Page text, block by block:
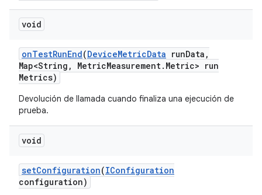
void
onTestRunEnd(DeviceMetricData runData ,
Map<String , MetricMeasurement. Metric> run
Metrics)
Devolución de llamada cuando finaliza una ejecución de
prueba.
void
setConfiguration(IConfiguration
configuration)